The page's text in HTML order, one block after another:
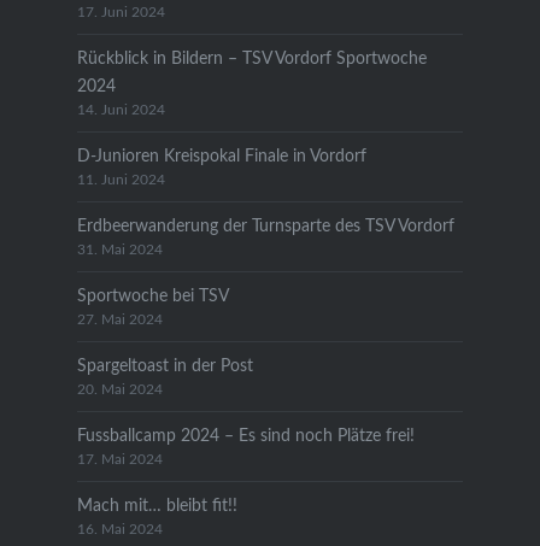
17. Juni 2024
Rückblick in Bildern – TSV Vordorf Sportwoche
2024
14. Juni 2024
D-Junioren Kreispokal Finale in Vordorf
11. Juni 2024
Erdbeerwanderung der Turnsparte des TSV Vordorf
31. Mai 2024
Sportwoche bei TSV
27. Mai 2024
Spargeltoast in der Post
20. Mai 2024
Fussballcamp 2024 – Es sind noch Plätze frei!
17. Mai 2024
Mach mit… bleibt fit!!
16. Mai 2024